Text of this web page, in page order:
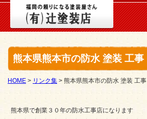
熊本県熊本市の防水 塗装 工事
HOME > リンク集 > 熊本県熊本市の防水 塗装 工事
熊本県で創業３０年の防水工事店になります